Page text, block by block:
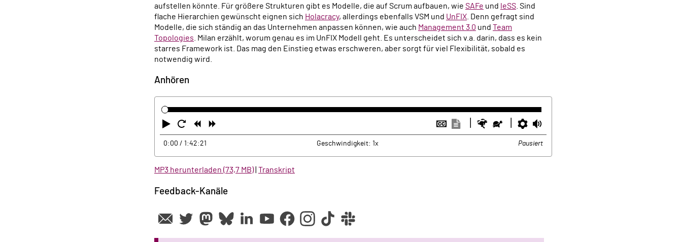
aufstellen könnte. Für größere Strukturen gibt es Modelle, die auf Scrum aufbauen, wie SAFe und leSS . Sind
flache Hierarchien gewünscht eignen sich Holacracy, allerdings ebenfalls VSM und UnFIX . Denn gefragt sind
Modelle, die sich ständig an das Unternehmen anpassen können, wie auch Management 3.0 und Team
Topologies . Milan erzählt, worum genau es im UnFIX Modell geht. Es unterscheidet sich v.a. darin, dass es kein
starres Framework ist. Das mag den Einstieg etwas erschweren, aber sorgt für viel Flexibilität, sobald es
notwendig wird.
Anhören
Abspielen
Neustart
Zurück
Untertitel
Transkription
Schneller
LangsamerEinstellungen
0:00 / 1:42:21 Geschwindigkeit: 1x Pausiert
MP3 herunterladen (73,7 MB)| Transkript
Feedback-Kanäle